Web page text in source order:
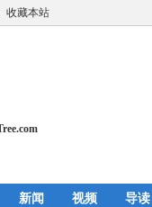
收藏本站
新闻 视频 导读